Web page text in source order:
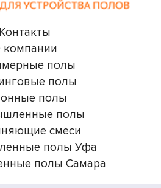
Контакты
полы
полы
полы
полы
смеси
полы Уфа
полы Самара